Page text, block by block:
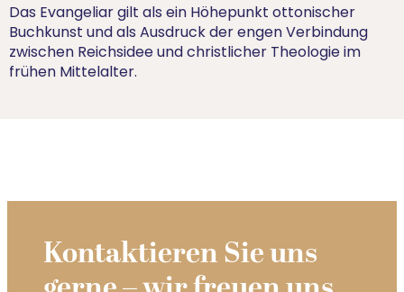
Das Evangeliar gilt als ein Höhepunkt ottonischer
Buchkunst und als Ausdruck der engen Verbindung
zwischen Reichsidee und christlicher Theologie im
frühen Mittelalter.
Kontaktieren Sie uns